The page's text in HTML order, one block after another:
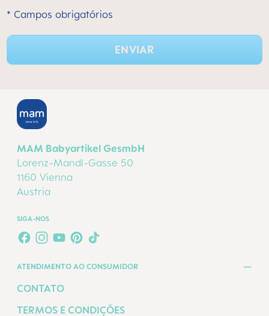
* Campos obrigatórios
ENVIAR
MAM Babyartikel GesmbH
Lorenz-Mandl-Gasse 50
1160 Vienna
Austria
SIGA-NOS
FACEBOOK
INSTAGRAM
YOUTUBE
PINTEREST
TIKTOK
ATENDIMENTO AO CONSUMIDOR
CONTATO
TERMOS E CONDIÇÕES